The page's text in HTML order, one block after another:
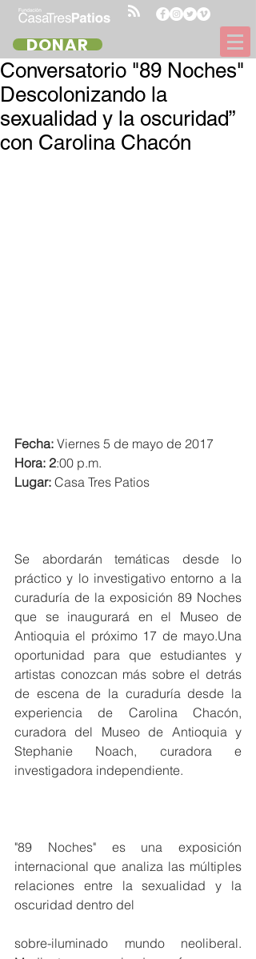
DONAR
Conversatorio "89 Noches"
Descolonizando la
sexualidad y la oscuridad”
con Carolina Chacón
Fecha: Viernes 5 de mayo de 2017
Hora: 2:00 p.m.
Lugar: Casa Tres Patios
Se abordarán temáticas desde lo
práctico y lo investigativo entorno a la
curaduría de la exposición 89 Noches
que se inaugurará en el Museo de
Antioquia el próximo 17 de mayo.Una
oportunidad para que estudiantes y
artistas conozcan más sobre el detrás
de escena de la curaduría desde la
experiencia de Carolina Chacón,
curadora del Museo de Antioquia y
Stephanie Noach, curadora e
investigadora independiente.
"89 Noches" es una exposición
internacional que analiza las múltiples
relaciones entre la sexualidad y la
oscuridad dentro del
sobre-iluminado mundo neoliberal.